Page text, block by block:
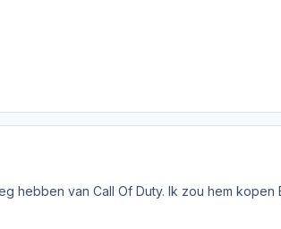
hebben van Call Of Duty. Ik zou hem kopen